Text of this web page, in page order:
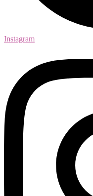
Instagram